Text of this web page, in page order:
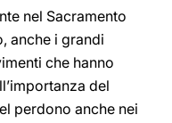
nel Sacramento
anche i grandi
che hanno
del
perdono anche nei